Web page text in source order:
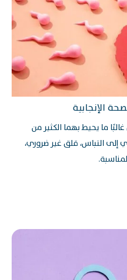
الإنجابية
ما يحيط بهما الكثير من
إلى التباس، قلق غير ضروري،